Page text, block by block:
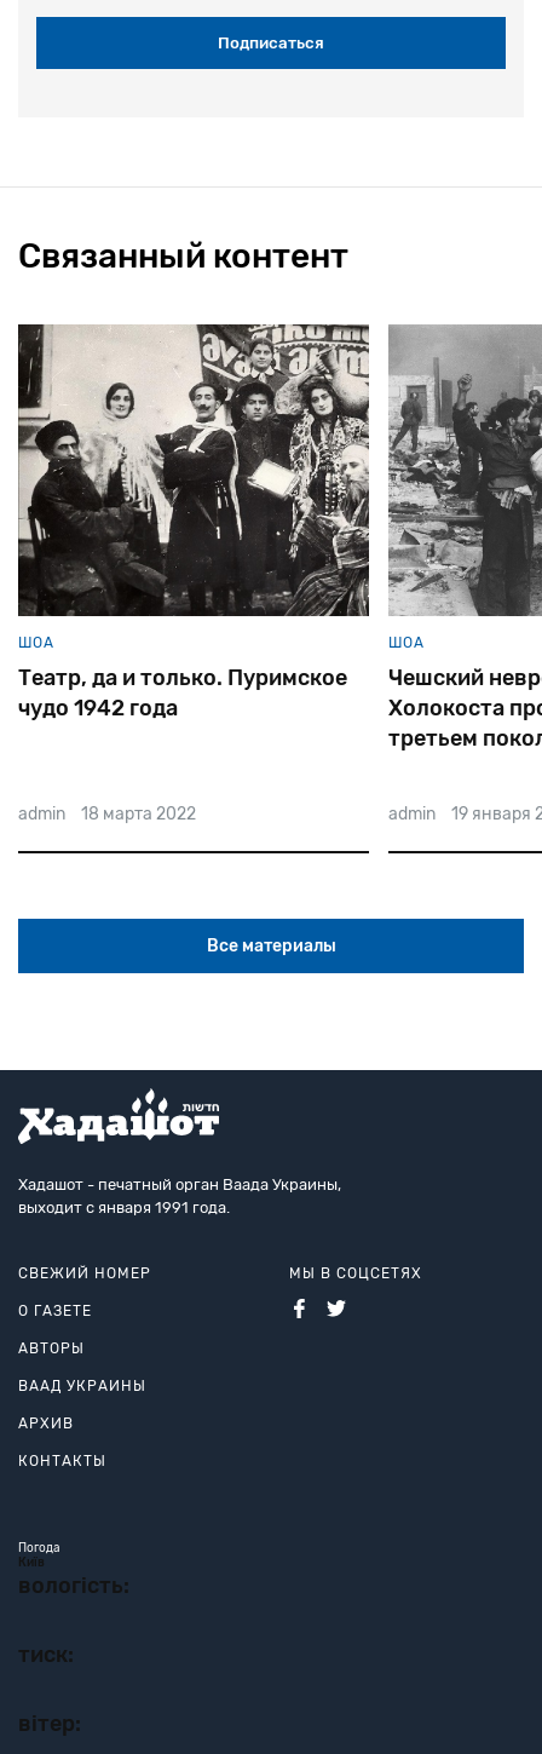
Связанный контент
ШОА
Театр, да и только. Пуримское
чудо 1942 года
admin 18 марта 2022
ШОА
Чешский
Холокоста
третьем
admin 19 января
Все материалы
Хадашот - печатный орган Ваада Украины,
выходит с января 1991 года.
СВЕЖИЙ НОМЕР
О ГАЗЕТЕ
АВТОРЫ
ВААД УКРАИНЫ
АРХИВ
КОНТАКТЫ
МЫ В СОЦСЕТЯХ
Погода
Київ
вологість:
тиск:
вітер: